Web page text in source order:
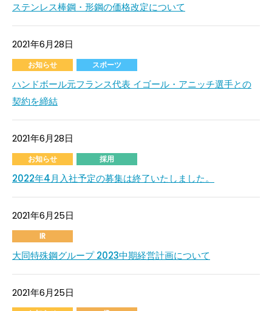
ステンレス棒鋼・形鋼の価格改定について
2021年6月28日
お知らせ スポーツ
ハンドボール元フランス代表 イゴール・アニッチ選手との
契約を締結
2021年6月28日
お知らせ 採用
2022年4月入社予定の募集は終了いたしました。
2021年6月25日
IR
大同特殊鋼グループ 2023中期経営計画について
2021年6月25日